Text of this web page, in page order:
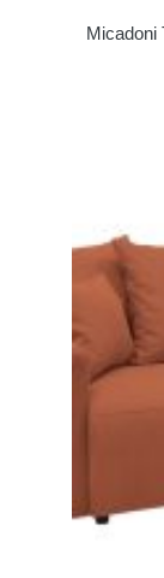
Micadoni